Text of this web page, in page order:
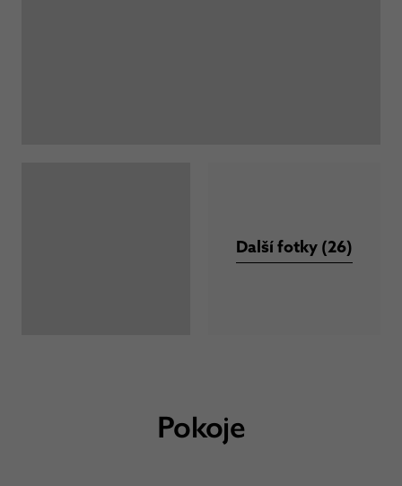
Další fotky (26)
Pokoje